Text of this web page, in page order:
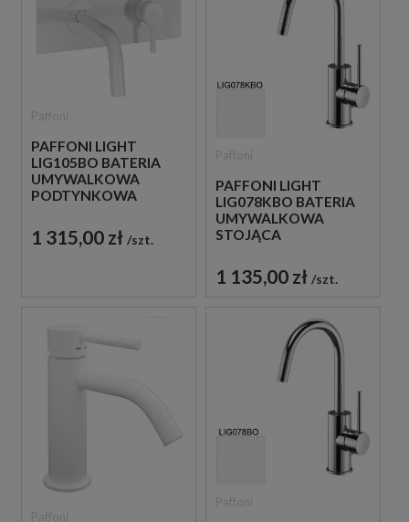
PAFFONI LIGHT
LIG105BO BATERIA
UMYWALKOWA
PODTYNKOWA
BIAŁA
1 315,00 zł szt.
PAFFONI LIGHT
LIG078KBO BATERIA
UMYWALKOWA
STOJĄCA
BIAŁA
1 135,00 zł szt.